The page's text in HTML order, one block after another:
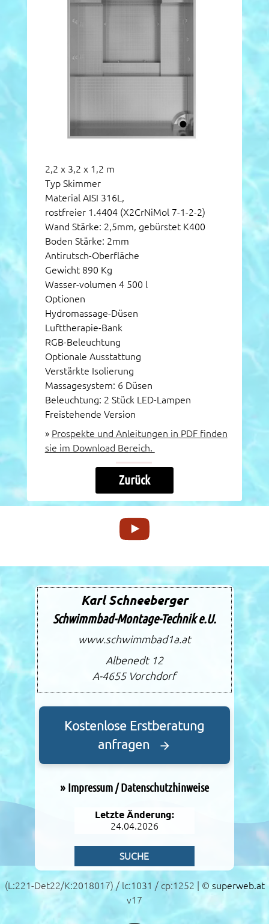
2,2 x 3,2 x 1,2 m
Typ Skimmer
Material AISI 316L,
rostfreier 1.4404 (X2CrNiMol 7-1-2-2)
Wand Stärke: 2,5mm, gebürstet K400
Boden Stärke: 2mm
Antirutsch-Oberfläche
Gewicht 890 Kg
Wasser-volumen 4 500 l
Optionen
Hydromassage-Düsen
Lufttherapie-Bank
RGB-Beleuchtung
Optionale Ausstattung
Verstärkte Isolierung
Massagesystem: 6 Düsen
Beleuchtung: 2 Stück LED-Lampen
Freistehende Version
» Prospekte und Anleitungen in PDF finden
sie im Download Bereich.
Zurück
Karl Schneeberger
Schwimmbad-Montage-Technik e.U.
www.schwimmbad1a.at
Albenedt 12
A-4655 Vorchdorf
Kostenlose Erstberatung
anfragen
» Impressum / Datenschutzhinweise
Letzte Änderung:
24.04.2026
SUCHE
(L:221-Det22/K:2018017) / lc:1031 / cp:1252 | © superweb.at
v17